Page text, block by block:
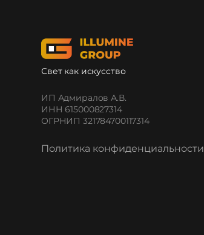
Свет как искусство
ИП Адмиралов А.В.
ИНН 615000827314
ОГРНИП 321784700117314
Политика конфиденциальности